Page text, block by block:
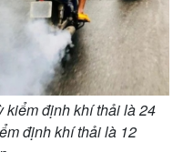
kiểm định khí thải là 24
định khí thải là 12